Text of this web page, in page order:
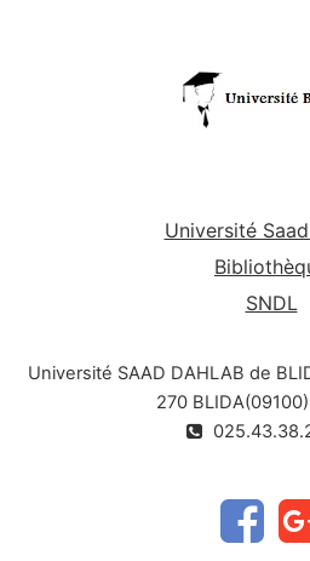
Université
SNDL
Université SAAD DAHLAB de
270 BLIDA(09100)